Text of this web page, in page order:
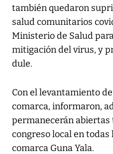
también quedaron
salud comunitarios
Ministerio de Salud
mitigación del virus, y
dule.
Con el levantamiento
comarca, informaron,
permanecerán abiertas
congreso local en
comarca Guna Yala.